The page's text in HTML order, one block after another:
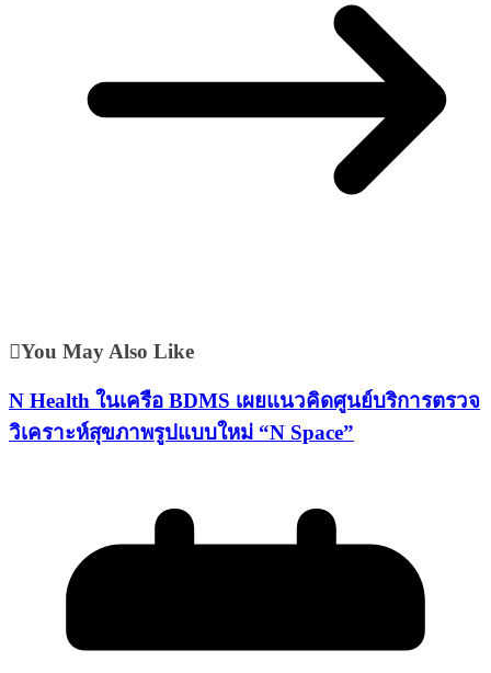
You May Also Like
N Health ในเครือ BDMS เผยแนวคิดศูนย์บริการตรวจ
วิเคราะห์สุขภาพรูปแบบใหม่ “N Space”